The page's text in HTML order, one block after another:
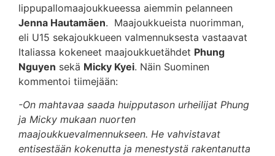
lippupallomaajoukkueessa aiemmin pelanneen
Jenna Hautamäen. Maajoukkueista nuorimman,
eli U15 sekajoukkueen valmennuksesta vastaavat
Italiassa kokeneet maajoukkuetähdet Phung
Nguyen sekä Micky Kyei. Näin Suominen
kommentoi tiimejään:
-On mahtavaa saada huipputason urheilijat Phung
ja Micky mukaan nuorten
maajoukkuevalmennukseen. He vahvistavat
entisestään kokenutta ja menestystä rakentanutta